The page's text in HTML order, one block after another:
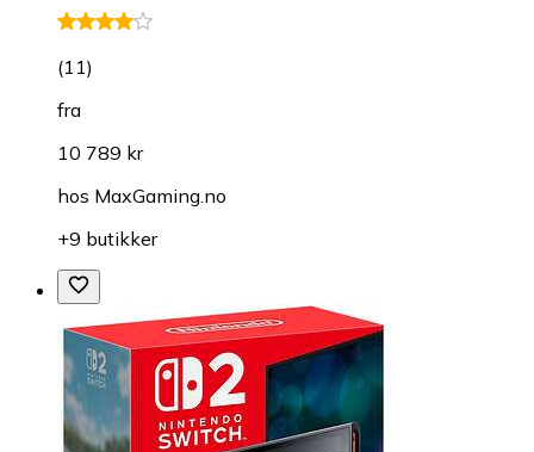
(11)
fra
10 789 kr
hos MaxGaming.no
+9 butikker